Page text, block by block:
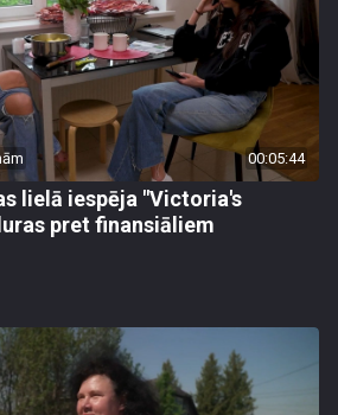
00:05:44
lielā iespēja "Victoria's
pret finansiāliem